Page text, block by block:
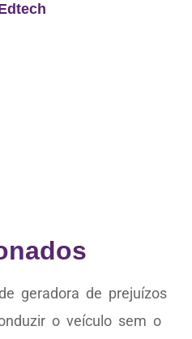
geradora de prejuízos
o veículo sem o